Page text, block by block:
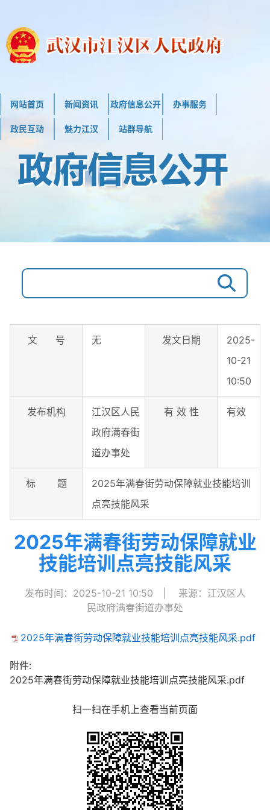
网站首页 新闻资讯 政府信息公开 办事服务
政民互动 魅力江汉 站群导航
文 号 无 发文日期
2025-
10-21
10:50
发布机构
江汉区人民
政府满春街
道办事处
有 效 性 有效
标 题
2025年满春街劳动保障就业技能培训
点亮技能风采
2025年满春街劳动保障就业
技能培训点亮技能风采
发布时间：2025-10-21 10:50
来源：江汉区人
民政府满春街道办事处
2025年满春街劳动保障就业技能培训点亮技能风采.pdf
附件:
2025年满春街劳动保障就业技能培训点亮技能风采.pdf
扫一扫在手机上查看当前页面